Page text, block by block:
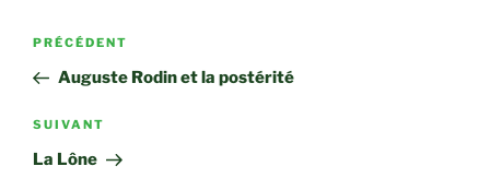
Navigation
l’article
Article
précédent
PRÉCÉDENT
Auguste Rodin et la postérité
Article
suivant
SUIVANT
La Lône